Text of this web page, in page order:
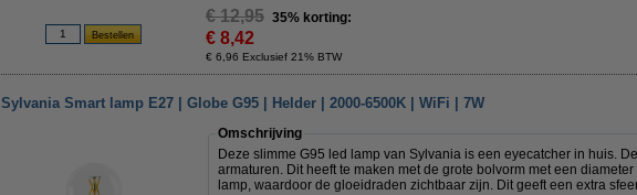
€ 12,95 35% korting:
€ 8,42
€ 6,96 Exclusief 21% BTW
Sylvania Smart lamp E27 | Globe G95 | Helder | 2000-6500K | WiFi | 7W
Omschrijving
Deze slimme G95 led lamp van Sylvania is een eyecatcher in huis.
armaturen. Dit heeft te maken met de grote bolvorm met een
lamp, waardoor de gloeidraden zichtbaar zijn. Dit geeft een extra